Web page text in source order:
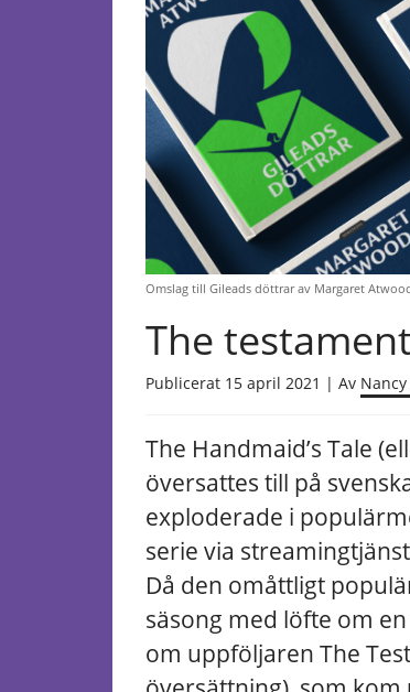
Omslag till Gileads döttrar av Margaret
The
Publicerat 15 april 2021 | Av
The Handmaid’s Tale
översattes till på
exploderade i
serie via
Då den omåttligt
säsong med löfte om
om uppföljaren The